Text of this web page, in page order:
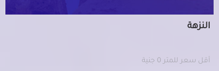
النزهة
أقل سعر للمتر 0 جنية